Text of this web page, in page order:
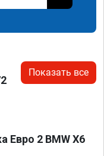
Показать все
Евро 2 BMW X6